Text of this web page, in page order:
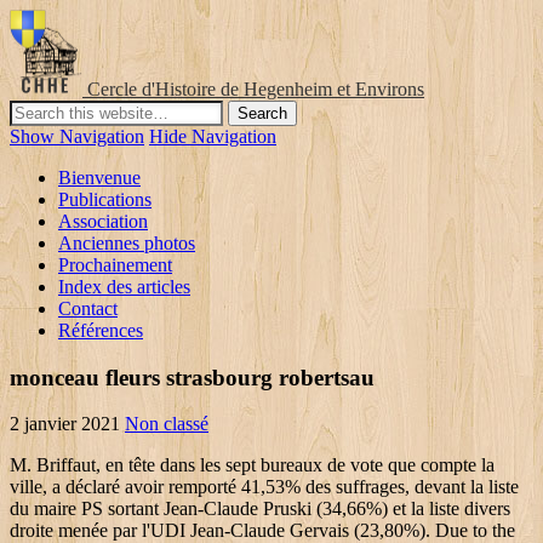
Cercle d'Histoire de Hegenheim et Environs
Show Navigation Hide Navigation
Bienvenue
Publications
Association
Anciennes photos
Prochainement
Index des articles
Contact
Références
monceau fleurs strasbourg robertsau
2 janvier 2021 Non classé
M. Briffaut, en tête dans les sept bureaux de vote que compte la ville, a déclaré avoir remporté 41,53% des suffrages, devant la liste du maire PS sortant Jean-Claude Pruski (34,66%) et la liste divers droite menée par l'UDI Jean-Claude Gervais (23,80%). Due to the COVID19 prevention measures, participants are asked to respect the rules of social distancing. Karl Aoun – Cluses Régleur-décolleteur, Karl Aoun a 49 ans. Avec ces nouveaux profils, le RN espère en fait capitaliser pour les scrutins à venir. Echec également à Denain (Nord), où Sébastien Chenu est battu (30,68%) face à la maire sortante PS Anne-Lise Dufour-Tonini, également réélue (57,1%). Retrouvez tous les résultats du second tour ville par ville ICI. Dimanche, à l’issue du second tour, au moins 11 communes sont venues s’ajouter à Hénin-Beaumont, enlevée par Steeve Briois dès le premier tour. Le parti de Marine Le Pen voit la plupart de ses maires sortants réélus dimanche dès le premier tour, notamment à Fréjus, Hénin-Beaumont et Beaucaire. Réponse avec la … Dans cette ville de quelque 15.000 habitants, la liste FN conduite par Joris Hébrard a remporté le scrutin dans une triangulaire, avec 42,62% des voix, juste devant la liste UMP du conseiller général Claude Toutain (42,53%), selon des résultats officiels. ", Municipales 2020 : découvrez les réactions et analyses dans notre direct, Philippe de Beauregard à Camaret-sur-Aigues, de Perpignan, où Louis Aliot vire largement en tête, Allocution d'Emmanuel Macron : "déni surréaliste", "auto-satisfecit", "discours un peu light", les réactions très critiques de l'opposition, VIDEO. Cogolin, dans le Var. Le DVD Dominique Lain est arrivé deuxième avec 40,9%, un troisième candidat a remporté 16,1%. Le Rassemblement national de Marine Le Pen a remporté la mairie de Perpignan grâce à Louis Aliot. Beaucaire, dans le Gard. Le candidat du Front national, Marc-Etienne Lansade, s'impose avec 53,1% des suffrages au second tour des élections municipales, selon des résultats officiels. 11:15 am - Gathering in front of the town hall. Robert Ménard obtient de 47,2 à 47,4% des voix, M. Aboud entre 33,8 et 35% des voix et M. Du Plaa entre 17,6% et 18,9%. Et d'une grande victoire pour le RN, qui se retrouve enfin à la tête d'une ville de plus de 100.000 habitants. Tuesday July 14, 2020. Mantes-la-Ville, dans les Yvelines. Réponse avec la liste des principales villes gagnées par le parti. Le 06.10.2020 Mairie, salle du conseil | 20h Soit plus que les 4 villes que le FN détenait en 1997 (Orange, Marignane, Toulon dès 1995 et Vitrolles en 1997). Hayange, en Moselle. La tête de liste Front national Julien Sanchez a annoncé son élection avec 39,8% des suffrages. M. Rachline obtient 45,2%, M. Mougin 29,6% et M Brun 25,2% selon une estimation Ipsos/Steria pour France Télévisions, Radio France, Le Monde, Le Point, LCP/Public Sénat. "Le casting de 2020 est différent de 2014", explique à franceinfo Gilles Pennelle, directeur de campagne du RN pour les élections municipales. André Raufast, maire sortant de gauche de cette commune proche de Brignoles, s'était désisté pour le second tour. Non, le déficit des Hôpitaux de Paris ne vient pas des dépenses de soins aux clandestins. >>> Retrouvez les résultats des municipales dans les 36.682 communes de France via notre moteur de recherche en cliquant ici. (FRANCOIS LO PRESTI / AFP) "On a misé sur la qualité de nos candidats plutôt que sur leur nombre", assure-t-il, "avec des cadres plus aguerris". Le candidat du FN avait créé la surprise au premier tour en arrivant en tête du scrutin avec 21,66% des voix, à la faveur d'une dispersion des voix entre six listes et d'une guerre entre les deux candidates de gauche, la maire Monique Brochot et sa rivale Annette Peulvast-Bergeal (DVG), ancienne députée-maire socialiste. Parmi les autres villes conquises par le RN, on trouve notamment Moissac (Tarn-et-Garonne), où Romain Lopez, ancien attaché parlementaire de Marion Maréchal, l'a emporté. Pari gagné ? Estimant que le second tour n'aurait "manifestement pas lieu", Marine Le Pen a quant à elle demandé de "considérer comme acquises" les élections des candidats élus dès le premier tour et de "reporter" les autres scrutins. 11:30 am - Ceremony at the War Memorial . Fréjus, dans le Var. Il s'agit d'une «revanche» pour Aliot, qui avait été battu par ce même adversaire lors de la précédente élection municipale, en 2014. M. Sanchez a devancé le maire sortant Jacques Bourbousson (DVD), qui a obtenu 29,9%, devant le DVD Christophe André et le DVG Claude Dubois, selon des résultats communiqués en mairie. Bienvenue sur le site de la mairie de Ferney-Voltaire. Ces municipales 2020 étaient très attendues par le Rassemblement national. Le Pontet, dans le Vaucluse. La liste de Philippe de Beauregard, soutenue par le FN, a remporté l'élection dans cette commune de plus de 4.500 habitants, avec 36,31% des voix, selon des résultats officiels. Il adhère au Front national en 2015. Découvrez l'histoire, le patrimoine, les évènements culturels de la ville, ainsi que bien d'autres informations essentielles à connaître. La capitale catalane pourrait devenir la première ville de plus de 100 000 habitants à tomber dans l'escarcelle du RN. Manifestations contre les violences policières : Christophe Castaner a "abandonné les policiers en rase campagne", estime Nicolas Bay, Violences policières, racisme... le "8h30 franceinfo" de Sébastien Chenu, Racisme : Sébastien Chenu (RN) met en garde contre "le discours politique" qui vise à "alimenter une espèce de haine de soi permanente", Désintox. Le maire d'Hénin-Beaumont, Steeve Briois, et la présidente du Rassemblement national, le 29 février 2020, lors d'une réunion publique à Lens (Pas-de-Calais). Cette année, le RN n'a d'ailleurs investi que 400 candidats environ, contre 600 en 2014, concentrant ses forces sur ses zones de prédilection : les Hauts-de-France, le Grand Est et l'arc méditerranéen. The wearing of a protective mask is recommended Pari gagné ? Pour associer votre compte PassMedia avec votre compte Europe 1 en toute sécurité, validez votre email . Louis Aliot lui-même a dit "ne pas envisager" ce second tour compte tenu de la situation sanitaire. Il était opposé à une liste divers centre conduite par Emmanuel Bonnemain (18,49%), et aux Républicains, menés par Laurence Fradj, soutenue par La République en marche et le MoDem (12,98%). Robert Ménard, soutenu par le FN est arrivé en tête distançant largement le candidat de la droite Elie Aboud et celui de la gauche Jean-Michel Du Plaa, selon plusieurs estimations. "Ces élections municipales, nous les envisageons comme un tout avec les élections départementales et les élections régionales" de 2021, déclarait Marine Le Pen en janvier. Mais le gros coup du RN pourrait venir de Perpignan, où Louis Aliot vire largement en tête au premier tour avec 35,65% des voix. Louis Aliot s'est imposé à Perpignan lors du second tour avec entre 53,1 et 54% des voix. Villers-Cotterêts, dans l'Aisne. Avant Perpignan, Fréjus était la plus grande ville de France dirigée par le Rassemblement national (52.000 habitants). Le FN David Rachline a remporté la mairie de Fréjus, devançant largement Philippe Mougin (UMP-UDI) et le maire sortant, Elie Brun (DVD), selon deux estimations. Le Luc, dans le Var. Ces municipales 2020 étaient très attendues par le Rassemblement national. L'ESSENTIEL - Le FN remporte de nouvelles communes, DIRECT VIDEO - Suivez la soirée spéciale sur Europe 1, Vous disposez déjà d'un compte sur europe1.fr avec l'email. Seules sept voix séparent les deux listes. "Pour le RN, le vrai enjeu, ce sont les élections régionales, décrypte le politologue Bruno Cautrès, du Cevipof. Toutefois, en raison de l'épidémie de Covid-19, l'organisation de ce second tour est suspendue à une décision du gouvernement. Mis à jour le 16/03/2020 | 08:54publié le 16/03/2020 | 00:03. Le 7e secteur de Marseille. Une stratégie qui vise notamment à ne pas revivre les défections en cascade auxquelles le parti a été confronté durant la mandature : en six ans, près de 30% des 1 600 conseillers municipaux élus en 2014 ont démissionné, et d'autres ont renoncé à se représenter en 2020. Le député du Pas-de-Calais Ludovic Pajot a remporté la mairie de Bruay-la-Buissière, commune de 22.000 habitants de l'ex-bassin minier (entre 51 et 52%). [LUDOVIC MARIN / POOL / AFP], Municipales 2020 : la déclaration de Louis Aliot (RN), vainqueur à Perpignan, Présidentielle 2022 : Rachida Dati fait monter la pression à droite, Edouard Philippe nouvelle personnalité politique préférée des Français, Sénatoriales : la majorité de droite et du centre «confortée», un groupe écologiste annoncé. Le parti de Marine Le Pen, qui s'est peu investie dans cette campagne, peut se réjouir : sans forcer, il signe des scores très élevés dans la plupart des dix villes qu'il détient depuis 2014. Pari perdu en revanche à Calais, où le RN fondait il y a encore quelques mois beaucoup d'espoirs. Il est secrétaire du Rassemblement national sur le canton de Sallanches. Le résultat global de ce premier tour reste plutôt honorable pour un parti auquel les élections municipales ne réussissent généralement pas, faute de troupes en nombre suffisant pour constituer les listes. "Je demande que l'on entérine le résultat du premier tour et puis nous aurons le temps, dans quelques semaines, quelques mois, de refaire ce second tour", a-t-il déclaré. Le candidat du Front National, Stéphane Ravier est arrivé en tête dans le 7e secteur de Marseille, selon une estimation de l'institut TNS Sofres/Sopra. Béziers, dans l'Hérault. Le FN Franck Briffaut a annoncé à l'AFP son élection à la mairie de Villers-Cotterêts, dimanche au second tour du scrutin des élections municipales. Tour d'horizon. Cyril Nauth est arrivé en tête devant la maire sortante socialiste Monique Brochot (29,35%), avec 61 voix d'écart sur la candidate DVG Annette Peulvast-Bergeal (28,29%), suivie par le candidat DVD Eric Visintainer (12,09%). would be h